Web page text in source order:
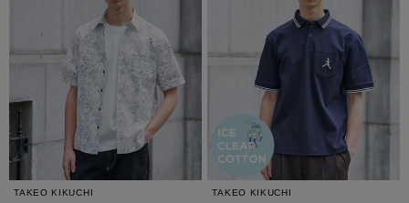
TAKEO KIKUCHI
TAKEO KIKUCHI